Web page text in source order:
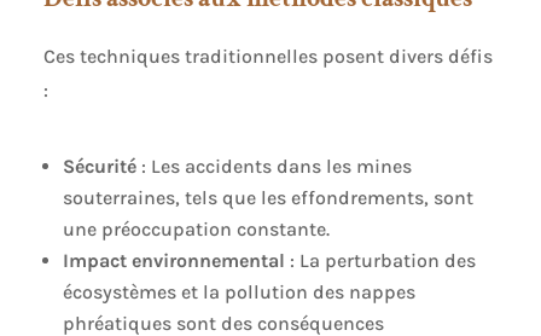
Ces techniques traditionnelles posent divers défis
:
Sécurité: Les accidents dans les mines
souterraines, tels que les effondrements, sont
une préoccupation constante.
Impact environnemental : La perturbation des
écosystèmes et la pollution des nappes
phréatiques sont des conséquences